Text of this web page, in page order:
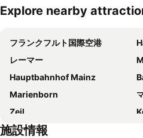
地図を拡大
Explore nearby
フランクフルト国際空港
レーマー
Hauptbahnhof Mainz
Marienborn
Zeil
Kurpark Wiesbaden
施設情報